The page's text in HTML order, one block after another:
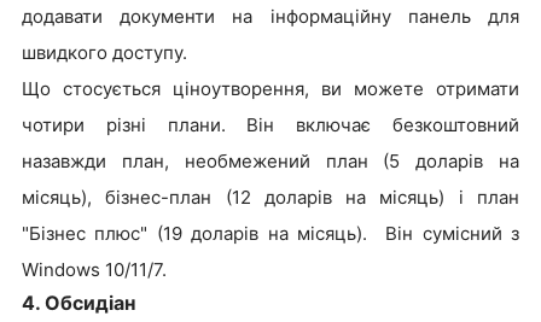
додавати документи на інформаційну панель для
швидкого доступу.
Що стосується ціноутворення, ви можете отримати
чотири різні плани. Він включає безкоштовний
назавжди план, необмежений план (5 доларів на
місяць), бізнес-план (12 доларів на місяць) і план
"Бізнес плюс" (19 доларів на місяць). Він сумісний з
Windows 10/11/7.
4. Обсидіан